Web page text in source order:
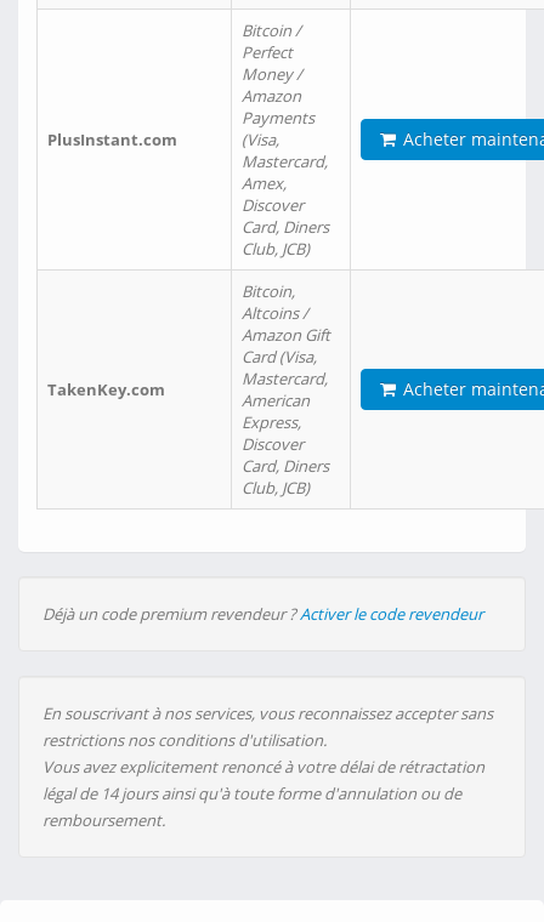
PlusInstant.com
Bitcoin /
Perfect
Money /
Amazon
Payments
(Visa,
Mastercard,
Amex,
Discover
Card, Diners
Club, JCB)
Acheter
TakenKey.com
Bitcoin,
Altcoins /
Amazon Gift
Card (Visa,
Mastercard,
American
Express,
Discover
Card, Diners
Club, JCB)
Acheter
Déjà un code premium revendeur ?Activer le code revendeur
En souscrivant à nos services, vous reconnaissez accepter sans
restrictions nos conditions d'utilisation.
Vous avez explicitement renoncé à votre délai de rétractation
légal de 14 jours ainsi qu'à toute forme d'annulation ou de
remboursement.